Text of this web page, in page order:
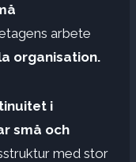
arbete
organisation.
i
små och
med stor